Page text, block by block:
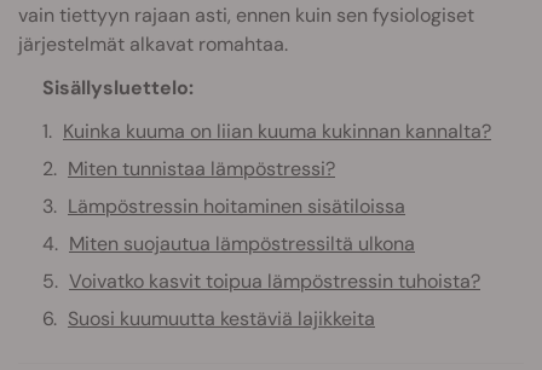
vain tiettyyn rajaan asti, ennen kuin sen fysiologiset
järjestelmät alkavat romahtaa.
Sisällysluettelo:
Kuinka kuuma on liian kuuma kukinnan kannalta?
Miten tunnistaa lämpöstressi?
Lämpöstressin hoitaminen sisätiloissa
Miten suojautua lämpöstressiltä ulkona
Voivatko kasvit toipua lämpöstressin tuhoista?
Suosi kuumuutta kestäviä lajikkeita